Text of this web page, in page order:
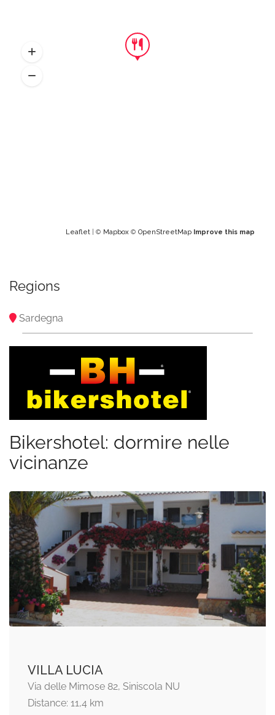
Leaflet | © Mapbox © OpenStreetMap Improve this map
Regions
Sardegna
Bikershotel: dormire nelle
vicinanze
VILLA LUCIA
Via delle Mimose 82, Siniscola NU
Distance: 11,4 km